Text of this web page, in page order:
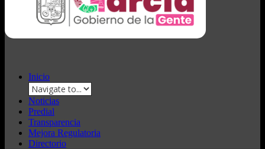
Inicio
Noticias
Predial
Transparencia
Mejora Regulatoria
Directorio